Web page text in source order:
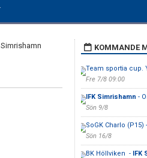
KOMMANDE
Team sportia cup.
Fre 7/8 09:00
IFK Simrishamn -
Sön 9/8
SoGK Charlo (P15) -
Sön 16/8
BK Höllviken - IFK